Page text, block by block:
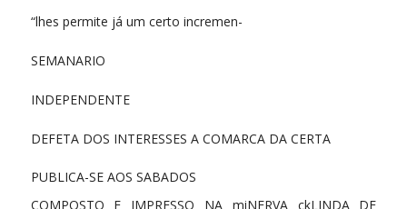
“lhes permite já um certo incremen-
SEMANARIO
INDEPENDENTE
DEFETA DOS INTERESSES A COMARCA DA CERTA
PUBLICA-SE AOS SABADOS
COMPOSTO E IMPRESSO NA miNERVA ckLINDA DE